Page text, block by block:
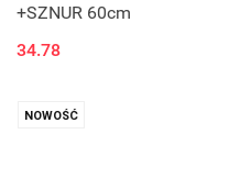
+SZNUR 60cm
34.78
NOWOŚĆ